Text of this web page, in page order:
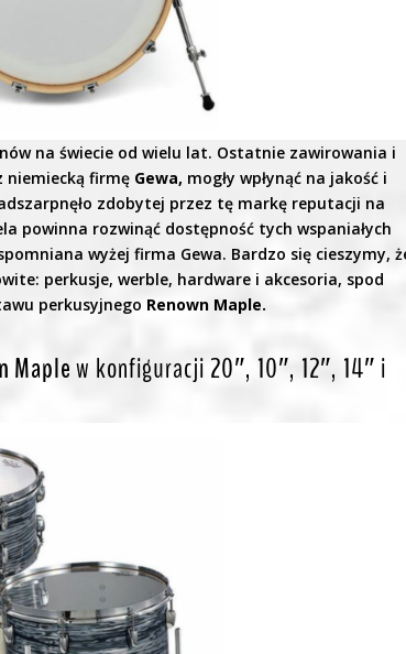
na świecie od wielu lat. Ostatnie zawirowania i
niemiecką firmę Gewa, mogły wpłynąć na jakość i
zdobytej przez tę markę reputacji na
powinna rozwinąć dostępność tych wspaniałych
wyżej firma Gewa. Bardzo się cieszymy,
perkusje, werble, hardware i akcesoria, spod
perkusyjnego Renown Maple.
Maplew konfiguracji 20″, 10″, 12″, 14″ i